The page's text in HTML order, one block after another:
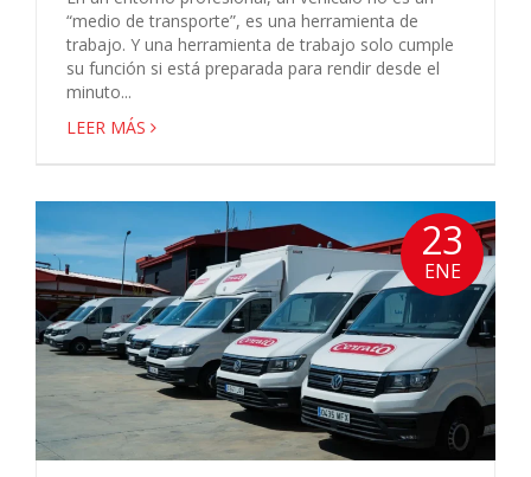
“medio de transporte”, es una herramienta de
trabajo. Y una herramienta de trabajo solo cumple
su función si está preparada para rendir desde el
minuto...
LEER MÁS
23
ENE